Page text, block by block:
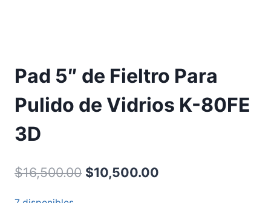
Pad 5″ de Fieltro Para
Pulido de Vidrios K-80FE
3D
$16,500.00 $10,500.00